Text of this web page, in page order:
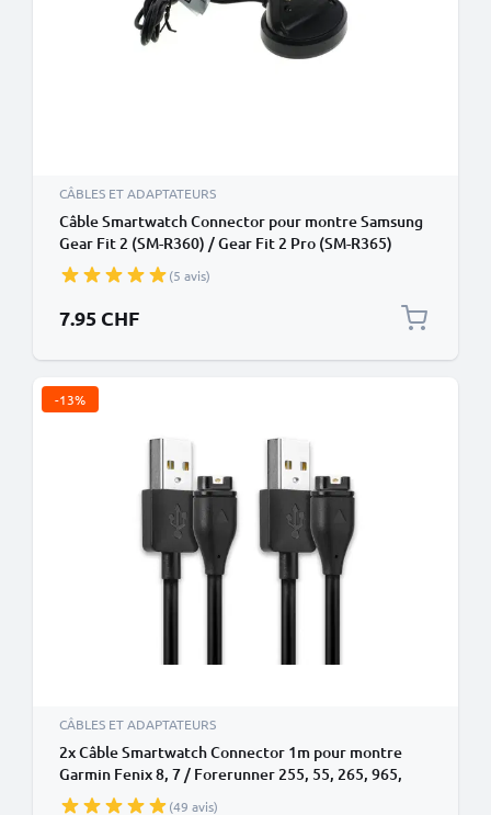
CÂBLES ET ADAPTATEURS
Câble Smartwatch Connector pour montre Samsung
Gear Fit 2 (SM-R360) / Gear Fit 2 Pro (SM-R365)
transfert de données et charge noir en PVC
(5 avis)
7.95 CHF
-13%
CÂBLES ET ADAPTATEURS
2x Câble Smartwatch Connector 1m pour montre
Garmin Fenix 8, 7 / Forerunner 255, 55, 265, 965,
165, 955 / Vivoactive 5 / Venu 3, 3S, 2 / Enduro 3 data
(49 avis)